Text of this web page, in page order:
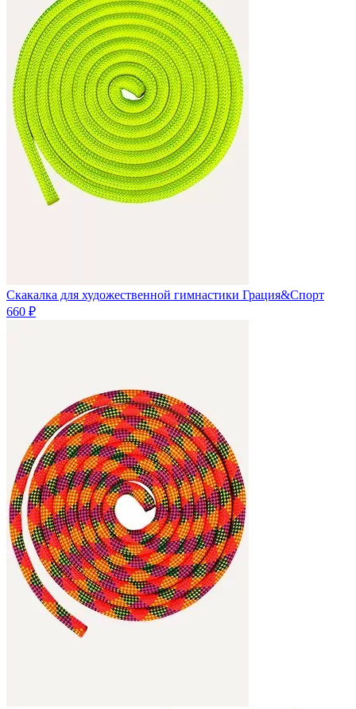
Скакалка для художественной гимнастики Грация&Спорт
660 ₽